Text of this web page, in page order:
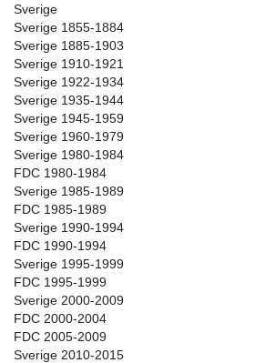
Sverige
Sverige 1855-1884
Sverige 1885-1903
Sverige 1910-1921
Sverige 1922-1934
Sverige 1935-1944
Sverige 1945-1959
Sverige 1960-1979
Sverige 1980-1984
FDC 1980-1984
Sverige 1985-1989
FDC 1985-1989
Sverige 1990-1994
FDC 1990-1994
Sverige 1995-1999
FDC 1995-1999
Sverige 2000-2009
FDC 2000-2004
FDC 2005-2009
Sverige 2010-2015